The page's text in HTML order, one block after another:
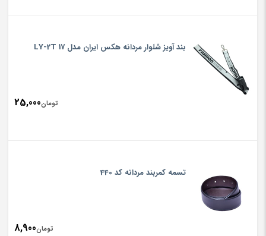
بند آویز شلوار مردانه هکس ایران مدل LY-2T 17
تومان25,000
تسمه کمربند مردانه کد 440
تومان8,900